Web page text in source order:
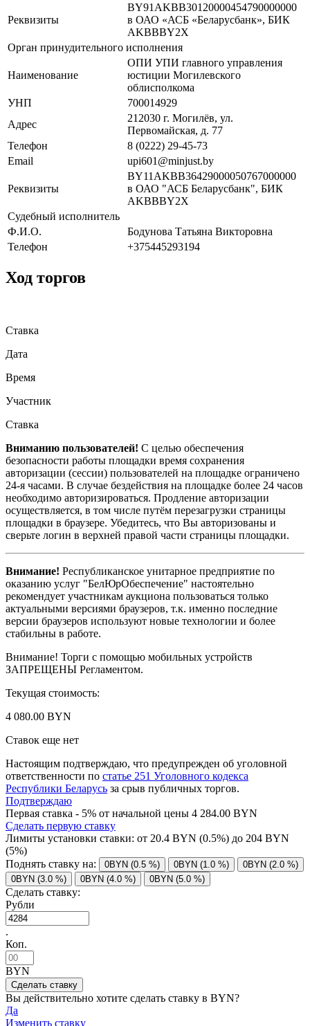
Реквизиты
BY91AKBB30120000454790000000
в ОАО «АСБ «Беларусбанк», БИК
AKBBBY2X
Орган принудительного исполнения
Наименование
ОПИ УПИ главного управления
юстиции Могилевского
облисполкома
УНП
700014929
Адрес
212030 г. Могилёв, ул.
Первомайская, д. 77
Телефон
8 (0222) 29-45-73
Email
upi601@minjust.by
Реквизиты
BY11AKBB36429000050767000000
в ОАО "АСБ Беларусбанк", БИК
AKBBBY2X
Судебный исполнитель
Ф.И.О.
Бодунова Татьяна Викторовна
Телефон
+375445293194
Ход торгов
Ставка
Дата
Время
Участник
Ставка
Вниманию пользователей! С целью обеспечения
безопасности работы площадки время сохранения
авторизации (сессии) пользователей на площадке ограничено
24-я часами. В случае бездействия на площадке более 24 часов
необходимо авторизироваться. Продление авторизации
осуществляется, в том числе путём перезагрузки страницы
площадки в браузере. Убедитесь, что Вы авторизованы и
сверьте логин в верхней правой части страницы площадки.
Внимание! Республиканское унитарное предприятие по
оказанию услуг "БелЮрОбеспечение" настоятельно
рекомендует участникам аукциона пользоваться только
актуальными версиями браузеров, т.к. именно последние
версии браузеров используют новые технологии и более
стабильны в работе.
Внимание! Торги с помощью мобильных устройств
ЗАПРЕЩЕНЫ Регламентом.
Текущая стоимость:
4 080.00 BYN
Ставок еще нет
Настоящим подтверждаю, что предупрежден об уголовной
ответственности по статье 251 Уголовного кодекса
Республики Беларусь за срыв публичных торгов.
Подтверждаю
Первая ставка - 5% от начальной цены 4 284.00 BYN
Сделать первую ставку
Лимиты установки ставки: от 20.4 BYN (0.5%) до 204 BYN
(5%)
Поднять ставку на:
0BYN (0.5 %) 0BYN (1.0 %)
0BYN (2.0 %)
0BYN (3.0 %)
0BYN (4.0 %) 0BYN (5.0 %)
Сделать ставку:
Рубли
.
Коп.
BYN
Вы действительно хотите сделать ставку в BYN?
Да
Изменить ставку